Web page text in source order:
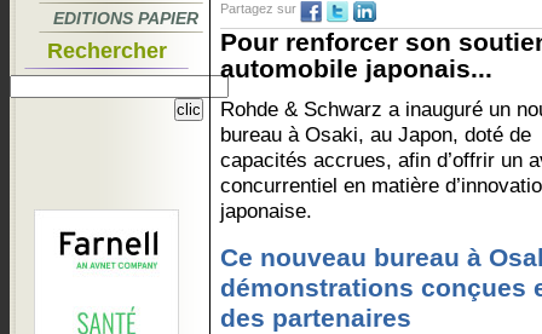
EDITIONS PAPIER
Rechercher
Partagez sur
Pour renforcer son
automobile japonais...
Rohde & Schwarz a inauguré un
bureau à Osaki, au Japon, doté de
capacités accrues, afin d’offrir un
concurrentiel en matière
japonaise.
Ce nouveau bureau à
démonstrations conçues
des partenaires